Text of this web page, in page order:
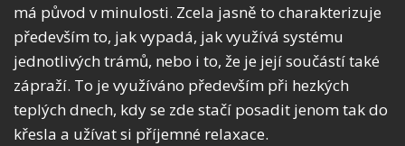
má původ v minulosti. Zcela jasně to charakterizuje
především to, jak vypadá, jak využívá systému
jednotlivých trámů, nebo i to, že je její součástí také
zápraží. To je využíváno především při hezkých
teplých dnech, kdy se zde stačí posadit jenom tak do
křesla a užívat si příjemné relaxace.